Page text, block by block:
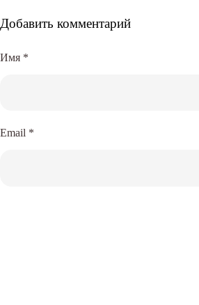
Добавить комментарий
Имя *
Email *